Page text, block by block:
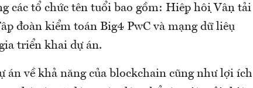
các tổ chức tên tuổi bao gồm: Hiệp hội Vận tải
đoàn kiểm toán Big4 PwC và mạng dữ liệu
triển khai dự án.
án về khả năng của blockchain cũng như lợi ích